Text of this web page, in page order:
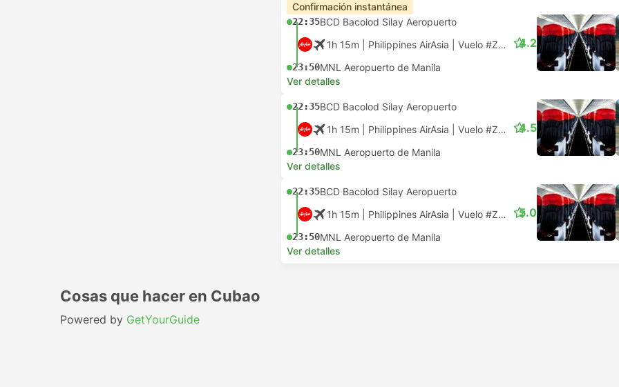
Confirmación instantánea
22:35BCD Bacolod Silay Aeropuerto
1h 15m | Philippines AirAsia Vuelo #Z2606 |Económica
23:50MNL Aeropuerto de Manila
4.2
Ver detalles
22:35BCD Bacolod Silay Aeropuerto
1h 15m | Philippines AirAsia Vuelo #Z2606 |Económica
23:50MNL Aeropuerto de Manila
4.5
Ver detalles
22:35BCD Bacolod Silay Aeropuerto
1h 15m | Philippines AirAsia Vuelo #Z2606 |Económica
23:50MNL Aeropuerto de Manila
5.0
Ver detalles
Cosas que hacer en Cubao
Powered by GetYourGuide